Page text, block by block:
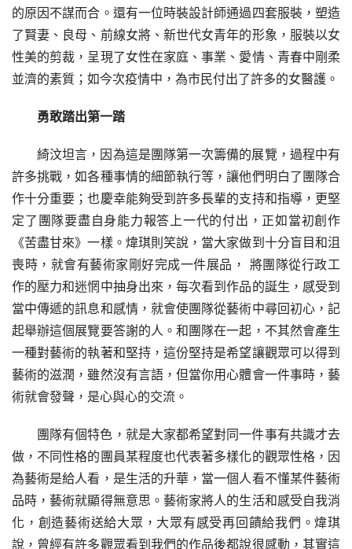
的原因不謀而合。還有一位時裝設計師通過四套服裝，塑造
了賢妻、良母、前線女將、新世代女青年的形象，服裝以女
性美的剪裁，呈現了女性在家庭、事業、愛情、青春中剛柔
並濟的素質；如今次疫情中，為市民付出了許多的女醫護。
勇敢踏出第一踏
綺汶坦言，因為這是團隊第一次籌備的展覽，過程中有
許多挑戰，如各種事情的細節執行等，讓他們明白了團隊合
作十分重要；也慶幸能夠受到許多長輩的支持和指導，更堅
定了團隊要盡自身能力報答上一代的付出，正如當初創作
《苦盡甘來》一樣。煒琪則笑說，當大家做到十分盲目和沮
喪時，就會有藝術家剛好完成一件展品， 將團隊從行政工
作的壓力和迷惘中抽身出來，每次看到作品的誕生，感受到
當中傳遞的訊息和感情，就會使團隊從藝術中尋回初心，記
起舉辦這個展覽要答謝的人。和團隊在一起，不其然會產生
一種對藝術的執著和堅持，這份堅持是希望讓觀眾可以得到
藝術的滋潤，雖然沒有言語，但當你用心體會一件事時，藝
術就會發聲，是心與心的交流。
團隊有個特色，就是大家都希望對同一件事有共識才去
做，不同性格的團員某程度也代表著多樣化的觀眾性格，因
為藝術是給人看，是生活的升華，當一個人看不懂某件藝術
品時，藝術就顯得無意思。藝術家將人的生活和感受自我消
化，創造藝術送給大眾，大眾有感受再回饋給我們。煒琪
說，曾經有許多觀眾看到我們的作品後都說很感動，其實這